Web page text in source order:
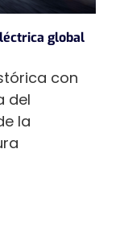
global
con
del
la